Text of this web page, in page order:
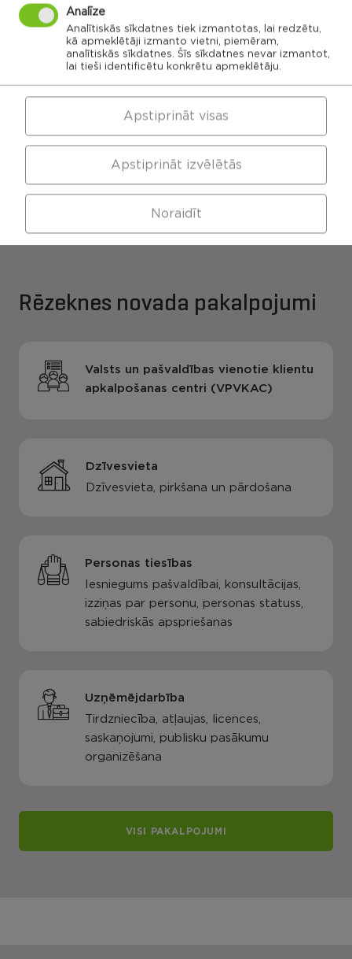
Maltas apvienības
pārvalde
Kaunatas apvienības
pārvalde
pārvalde
Feimaņu
pagasts
pagasts
Maltas
pagasts
Mākoņkalna
pagasts
Kaunatas
pagasts
Rēzeknes novada pakalpojumi
Valsts un pašvaldības vienotie klientu
apkalpošanas centri (VPVKAC)
Dzīvesvieta
Dzīvesvieta, pirkšana un pārdošana
Personas tiesības
Iesniegums pašvaldībai, konsultācijas,
izziņas par personu, personas statuss,
sabiedriskās apspriešanas
Uzņēmējdarbība
Tirdzniecība, atļaujas, licences,
saskaņojumi, publisku pasākumu
organizēšana
VISI PAKALPOJUMI
Analīze
Analītiskās sīkdatnes tiek izmantotas, lai redzētu,
kā apmeklētāji izmanto vietni, piemēram,
analītiskās sīkdatnes. Šīs sīkdatnes nevar izmantot,
lai tieši identificētu konkrētu apmeklētāju.
Noraidīt
Apstiprināt izvēlētās
Apstiprināt visas